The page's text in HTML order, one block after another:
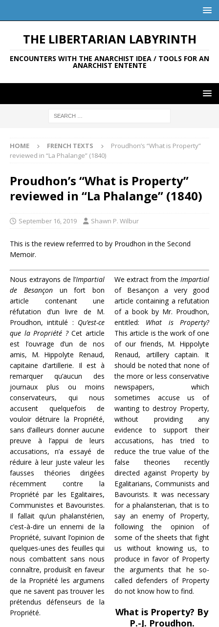
THE LIBERTARIAN LABYRINTH
ENCOUNTERS WITH THE ANARCHIST IDEA / TOOLS FOR AN
ANARCHIST ENTENTE
HOME FRENCH TEXTS
Proudhon’s “What is Property”
reviewed in “La Phalange” (1840)
Proudhon’s “What is Property”
reviewed in “La Phalange” (1840)
September 16, 2019 Shawn P. Wilbur
This is the review referrred to by Proudhon in the Second
Memoir.
Nous extrayons de l’Impartial
de Besançon un fort bon
article contenant une
réfutation d’un livre de M.
Proudhon, intitulé : Qu’est-ce
que la Propriété ?Cet article
est l’ouvrage d’un de nos
amis, M. Hippolyte Renaud,
capitaine d’artillerie. Il est à
remarquer qu’aucun des
journaux plus ou moins
conservateurs, qui nous
accusent quelquefois de
vouloir détruire la Propriété,
sans d’ailleurs donner aucune
preuve à l’appui de leurs
accusations, n’a essayé de
réduire à leur juste valeur les
fausses théories dirigées
récemment contre la
Propriété par les Egalitaires,
Communistes et Bavouristes.
Il fallait qu’un phalanstérien,
c’est-à-dire un ennemi de la
Propriété, suivant l’opinion de
quelques-unes des feuilles qui
nous combattent sans nous
connaître, produisît en faveur
de la Propriété les argumens
que ne savent pas trouver les
prétendus défenseurs de la
Propriété.
We extract from the Impartial
of Besançon a very good
article containing a refutation
of a book by Mr. Proudhon,
entitled: What is Property?
This article is the work of one
of our friends, M. Hippolyte
Renaud, artillery captain. It
should be noted that none of
the more or less conservative
newspapers, which
sometimes accuse us of
wanting to destroy Property,
without providing any
evidence to support their
accusations, has tried to
reduce the true value of the
false theories recently
directed against Property by
Egalitarians, Communists and
Bavourists. It was necessary
for a phalansterian, that is to
say an enemy of Property,
following the opinion of
some of the sheets that fight
us without knowing us, to
produce in favor of Property
the arguments that he so-
called defenders of Property
do not know how to find.
What is Property? By
P.-J. Proudhon.